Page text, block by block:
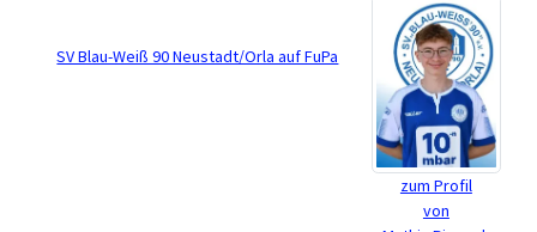
zum Profil
von
SV Blau-Weiß 90 Neustadt/Orla auf FuPa